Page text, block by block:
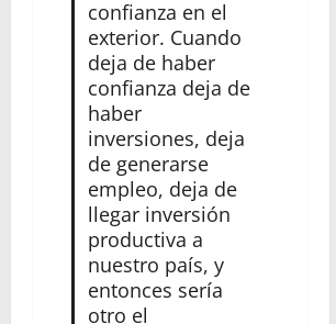
confianza en el
exterior. Cuando
deja de haber
confianza deja de
haber
inversiones, deja
de generarse
empleo, deja de
llegar inversión
productiva a
nuestro país, y
entonces sería
otro el